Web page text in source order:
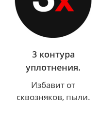
3 контура
уплотнения.
Избавит от
сквозняков, пыли.